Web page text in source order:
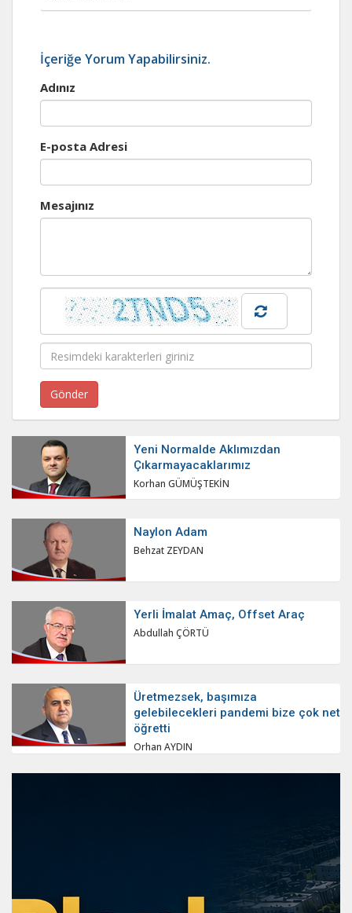
İçeriğe Yorum Yapabilirsiniz.
Adınız
E-posta Adresi
Mesajınız
Yeni Normalde Aklımızdan
Çıkarmayacaklarımız
Korhan GÜMÜŞTEKİN
Naylon Adam
Behzat ZEYDAN
Yerli İmalat Amaç, Offset Araç
Abdullah ÇÖRTÜ
Üretmezsek, başımıza
gelebilecekleri pandemi bize çok net
öğretti
Orhan AYDIN